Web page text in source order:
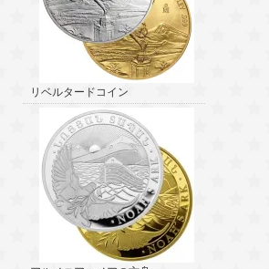
リベルタードコイン